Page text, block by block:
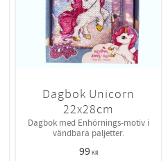
Dagbok Unicorn
22x28cm
Dagbok med Enhörnings-motiv i
vändbara paljetter.
99KR